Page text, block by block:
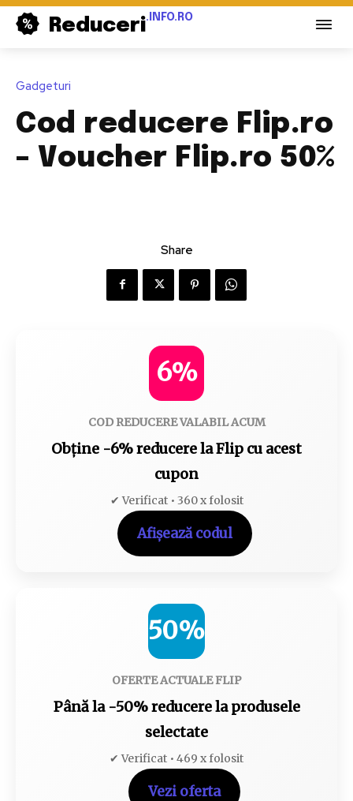
Reduceri.INFO.RO
Gadgeturi
Cod reducere Flip.ro
– Voucher Flip.ro 50%
Share
6%
COD REDUCERE VALABIL ACUM
Obține -6% reducere la Flip cu acest
cupon
✔ Verificat • 360 x folosit
Afișează codul
50%
OFERTE ACTUALE FLIP
Până la -50% reducere la produsele
selectate
✔ Verificat • 469 x folosit
Vezi oferta